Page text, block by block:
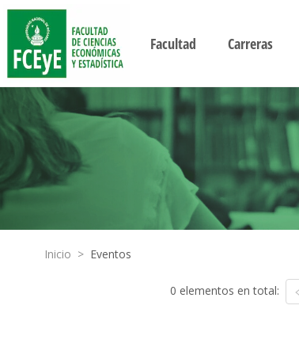
Facultad Carreras
Inicio > Eventos
0 elementos en total: